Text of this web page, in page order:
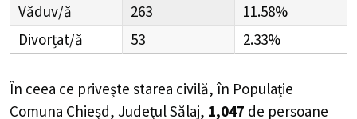
Văduv/ă
263
11.58%
Divorțat/ă
53 2.33%
În ceea ce privește starea civilă, în Populație
Comuna Chieșd, Județul Sălaj, 1,047 de persoane